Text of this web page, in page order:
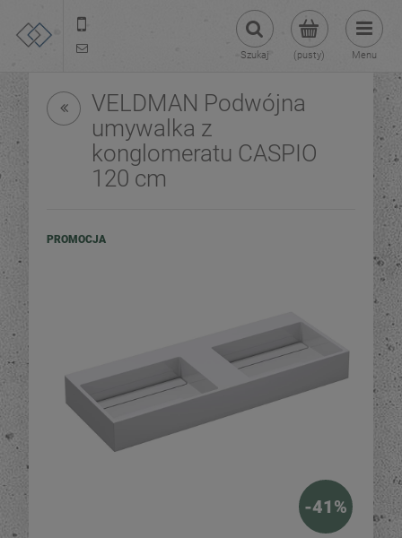
(pusty)
Szukaj Menu
VELDMAN Podwójna
umywalka z
konglomeratu CASPIO
120 cm
PROMOCJA
-41 %